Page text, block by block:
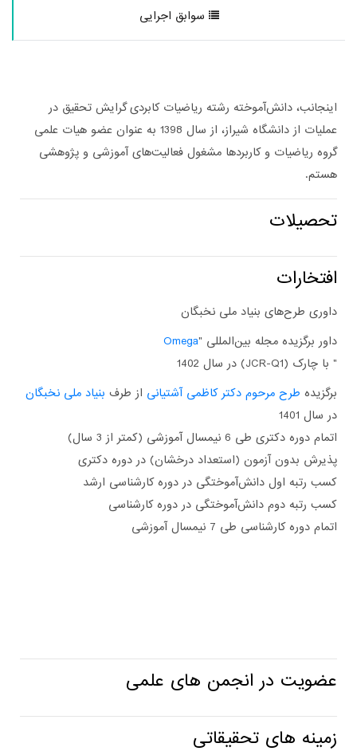
سوابق اجرایی
اینجانب، دانش‌آموخته رشته ریاضیات کابردی گرایش تحقیق در
عملیات از دانشگاه شیراز، از سال 1398 به عنوان عضو هیات علمی
گروه ریاضیات و کاربردها مشغول فعالیت‌های آموزشی و پژوهشی
هستم.
تحصیلات
افتخارات
داوری طرح‌های بنیاد ملی نخبگان
داور برگزیده مجله بین‌المللی "Omega
" با چارک (JCR-Q1) در سال 1402
برگزیده طرح مرحوم دکتر کاظمی آشتیانی از طرف بنیاد ملی نخبگان
در سال 1401
اتمام دوره دکتری طی 6 نیمسال آموزشی (کمتر از 3 سال)
پذیرش بدون آزمون (استعداد درخشان) در دوره دکتری
کسب رتبه اول دانش‌آموختگی در دوره کارشناسی ارشد
کسب رتبه دوم دانش‌آموختگی در دوره کارشناسی
اتمام دوره کارشناسی طی 7 نیمسال آموزشی
عضویت در انجمن های علمی
زمینه های تحقیقاتی